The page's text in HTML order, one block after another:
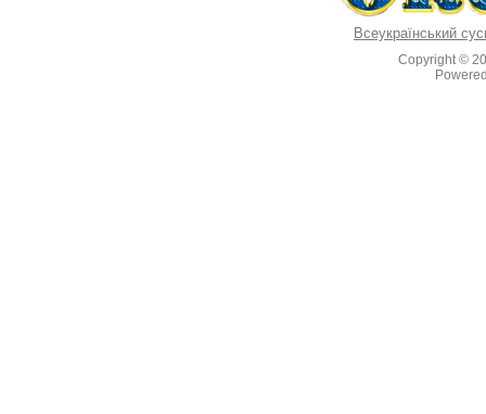
Всеукраїнський
Copyright ©